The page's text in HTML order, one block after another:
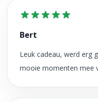
Bert
Leuk cadeau, werd erg
mooie momenten mee